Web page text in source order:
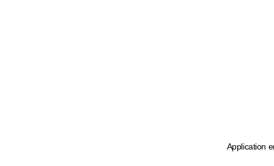
Application